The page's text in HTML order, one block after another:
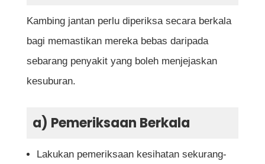
Kambing jantan perlu diperiksa secara berkala
bagi memastikan mereka bebas daripada
sebarang penyakit yang boleh menjejaskan
kesuburan.
a) Pemeriksaan Berkala
Lakukan pemeriksaan kesihatan sekurang-